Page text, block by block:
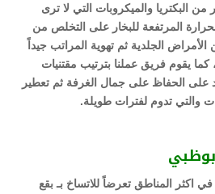
من البكتريا والميكروبات التي لا ترى
المرتفعة للبخار على التخلص من
الأمراض الجلدية ثم تهوية المراتب جيداً
يقوم فريق عملنا بترتيب مقتنيات
على الحفاظ على جمال الغرفة ثم تعطير
والتي تدوم لفترات طويلة.
اكثر المناطق تعرضاً للاتساخ بـ بقع